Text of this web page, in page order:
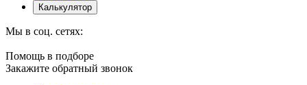
Калькулятор
Мы в соц. сетях:
Помощь в подборе
Закажите обратный звонок